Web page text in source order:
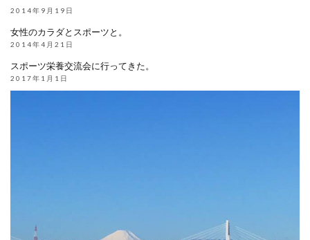
2014年9月19日
女性のカラダとスポーツと。
2014年4月21日
スポーツ栄養交流会に行ってきた。
2017年1月1日